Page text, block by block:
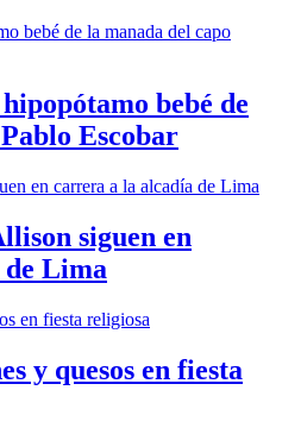
bebé de
Escobar
siguen en
Lima
y quesos en fiesta